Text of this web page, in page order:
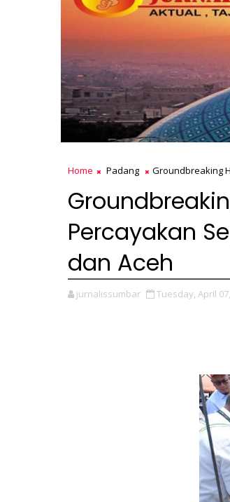
Home Padang Groundbreaking
Percayakan
dan Aceh
jurnalissumbar Tuesday, April